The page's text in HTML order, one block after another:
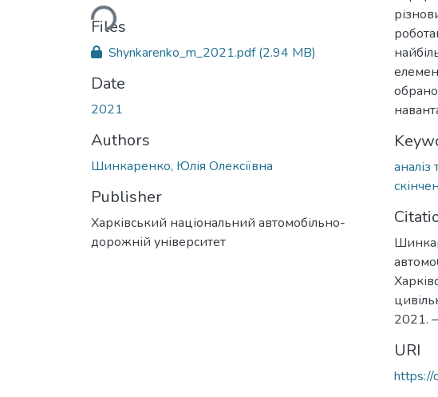
Files
Shynkarenko_m_2021.pdf(2.94 MB)
Date
2021
Authors
Шинкаренко, Юлія Олексіївна
Publisher
Харківський національний автомобільно-
дорожній університет
2021.
URI
https://